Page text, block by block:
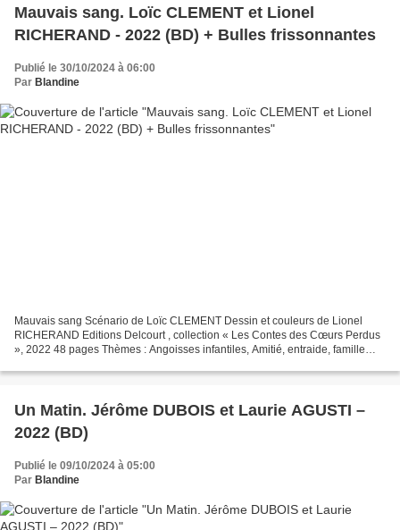
Mauvais sang. Loïc CLEMENT et Lionel
RICHERAND - 2022 (BD) + Bulles frissonnantes
Publié le 30/10/2024 à 06:00
Par Blandine
Mauvais sang Scénario de Loïc CLEMENT Dessin et couleurs de Lionel
RICHERAND Editions Delcourt , collection « Les Contes des Cœurs Perdus
», 2022 48 pages Thèmes : Angoisses infantiles, Amitié, entraide, famille
Un Matin. Jérôme DUBOIS et Laurie AGUSTI –
2022 (BD)
Publié le 09/10/2024 à 05:00
Par Blandine